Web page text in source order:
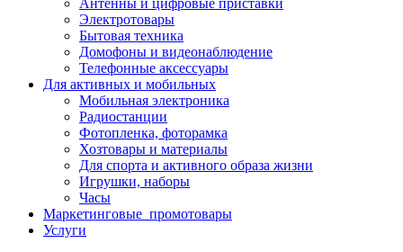
Антенны и цифровые приставки
Электротовары
Бытовая техника
Домофоны и видеонаблюдение
Телефонные аксессуары
Для активных и мобильных
Мобильная электроника
Радиостанции
Фотопленка, фоторамка
Хозтовары и материалы
Для спорта и активного образа жизни
Игрушки, наборы
Часы
Маркетинговые_промотовары
Услуги